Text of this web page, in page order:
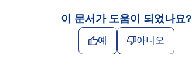
이 문서가 도움이 되었나요?
예 아니오